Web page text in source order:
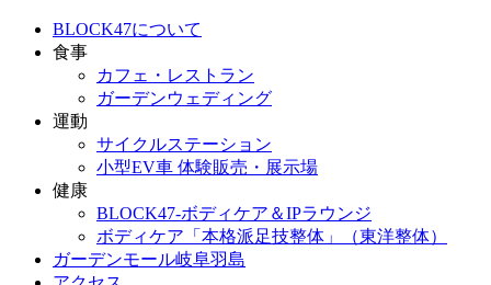
BLOCK47について
食事
カフェ・レストラン
ガーデンウェディング
運動
サイクルステーション
小型EV車 体験販売・展示場
健康
BLOCK47‐ボディケア＆IPラウンジ
ボディケア「本格派足技整体」（東洋整体）
ガーデンモール岐阜羽島